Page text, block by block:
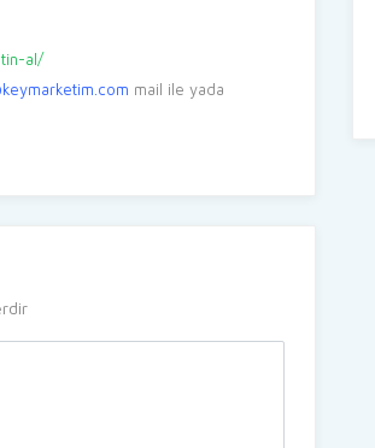
al/
mail ile yada